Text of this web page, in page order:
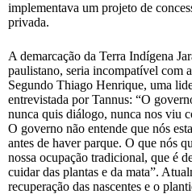
implementava um projeto de
privada.
A demarcação da Terra Indígena
paulistano, seria incompatível com
Segundo Thiago Henrique, uma
entrevistada por Tannus: “O
nunca quis diálogo, nunca nos viu
O governo não entende que nós
antes de haver parque. O que nós
nossa ocupação tradicional, que é
cuidar das plantas e da mata”.
recuperação das nascentes e o